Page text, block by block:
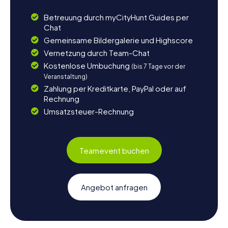
Betreuung durch myCityHunt Guides per
Chat
Gemeinsame Bildergalerie und Highscore
Vernetzung durch Team-Chat
Kostenlose Umbuchung (bis 7 Tage vor der
Veranstaltung)
Zahlung per Kreditkarte, PayPal oder auf
Rechnung
Umsatzsteuer-Rechnung
Teamevent buchen
Angebot anfragen